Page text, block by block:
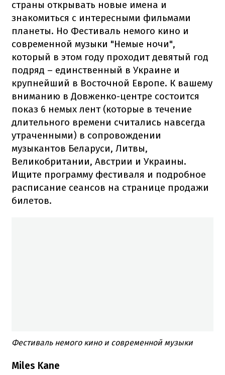
страны открывать новые имена и
знакомиться с интересными фильмами
планеты. Но Фестиваль немого кино и
современной музыки "Немые ночи",
который в этом году проходит девятый год
подряд – единственный в Украине и
крупнейший в Восточной Европе. К вашему
вниманию в Довженко-центре состоится
показ 6 немых лент (которые в течение
длительного времени считались навсегда
утраченными) в сопровождении
музыкантов Беларуси, Литвы,
Великобритании, Австрии и Украины.
Ищите программу фестиваля и подробное
расписание сеансов на странице продажи
билетов.
Фестиваль немого кино и современной музыки
Miles Kane